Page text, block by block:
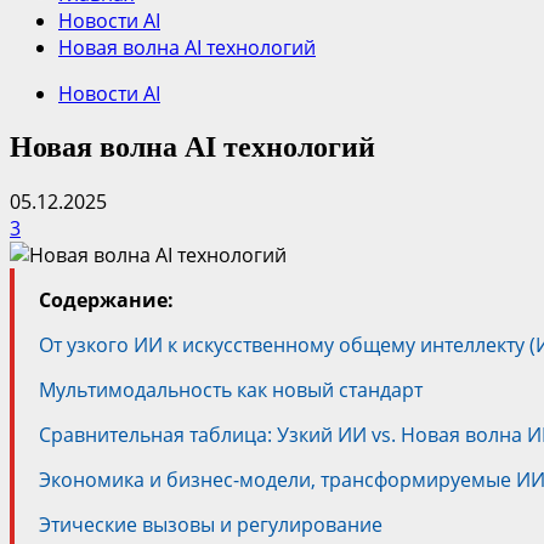
Новости AI
Новая волна AI технологий
Новости AI
Новая волна AI технологий
05.12.2025
3
Содержание:
От узкого ИИ к искусственному общему интеллекту
Мультимодальность как новый стандарт
Сравнительная таблица: Узкий ИИ vs. Новая волна
Экономика и бизнес-модели, трансформируемые ИИ
Этические вызовы и регулирование